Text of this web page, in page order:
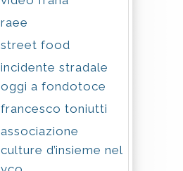
raee
street food
incidente stradale
oggi a fondotoce
francesco toniutti
associazione
culture d’insieme nel